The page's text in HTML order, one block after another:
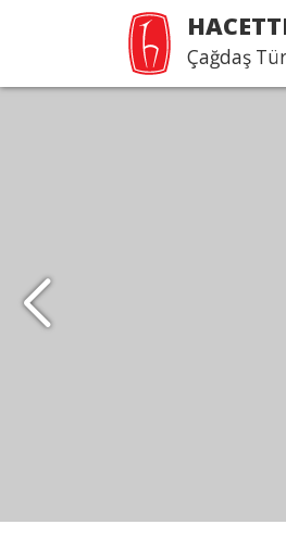
Çağdaş